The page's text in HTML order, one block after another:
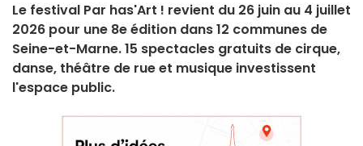
Le festival Par has'Art ! revient du 26 juin au 4 juillet
2026 pour une 8e édition dans 12 communes de
Seine-et-Marne. 15 spectacles gratuits de cirque,
danse, théâtre de rue et musique investissent
l'espace public.